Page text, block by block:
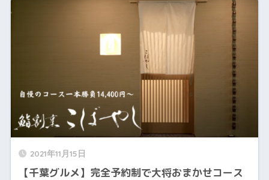
2021年11月15日
【千葉グルメ】完全予約制で大将おまかせコース